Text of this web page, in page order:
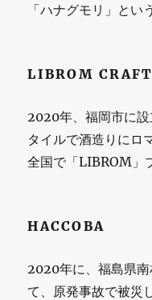
「ハナグモリ」とい
LIBROM
2020年、福岡市に
タイルで酒造りにロ
全国で「LIBROM」
HACCOBA
2020年に、福島県
て、原発事故で被災